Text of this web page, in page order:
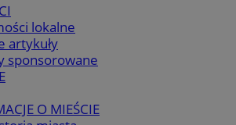
lokalne
artykuły
sponsorowane
O MIEŚCIE